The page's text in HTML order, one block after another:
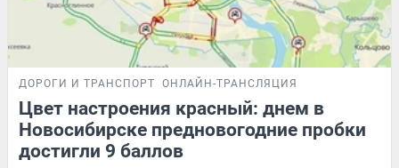
ДОРОГИ И ТРАНСПОРТ ОНЛАЙН-ТРАНСЛЯЦИЯ
Цвет настроения красный: днем в
Новосибирске предновогодние пробки
достигли 9 баллов